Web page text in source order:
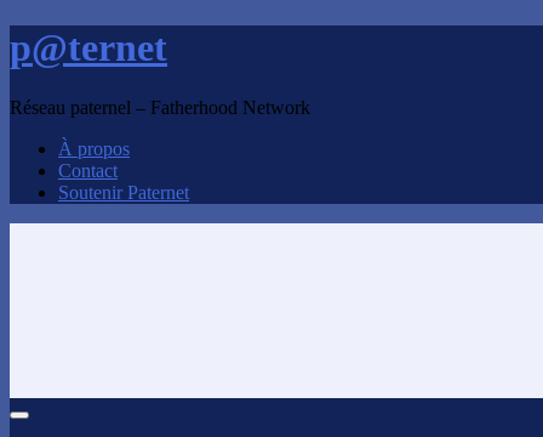
p@ternet
Réseau paternel – Fatherhood Network
À propos
Contact
Soutenir Paternet